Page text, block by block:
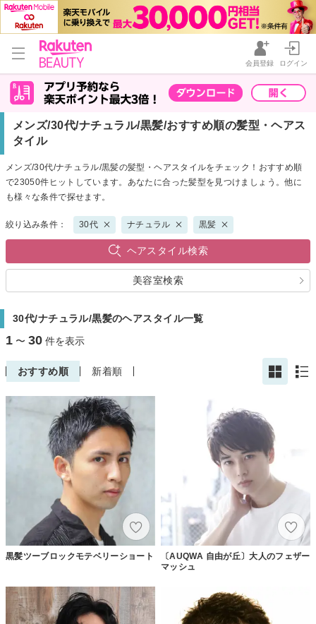
会員登録 ログイン
メンズ/30代/ナチュラル/黒髪/おすすめ順の髪型・ヘアス
タイル
メンズ/30代/ナチュラル/黒髪の髪型・ヘアスタイルをチェック！おすすめ順
で23050件ヒットしています。あなたに合った髪型を見つけましょう。他に
も様々な条件で探せます。
絞り込み条件： 30代 ナチュラル 黒髪
ヘアスタイル検索
美容室検索
30代/ナチュラル/黒髪のヘアスタイル一覧
1 〜 30 件を表示
おすすめ順 新着順
黒髪ツーブロックモテベリーショート
〔AUQWA 自由が丘〕大人のフェザー
マッシュ